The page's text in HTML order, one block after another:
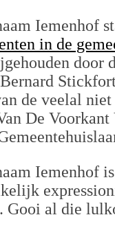
Iemenhof
in de
door
de veelal niet
De
Iemenhof
Gooi al die